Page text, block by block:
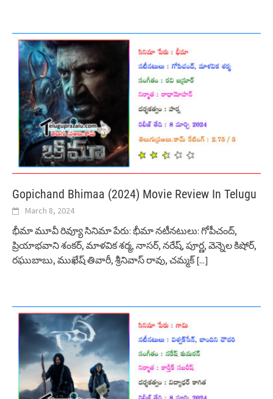
Gopichand Bhimaa (2024) Movie Review In Telugu
March 8, 2024
భీమా మూవీ రివ్యూ సినిమా పేరు: భీమా నటీనటులు: గోపీచంద్,
ప్రియాభవాని శంకర్, మాళవిక శర్మ, నాసర్, నరేష్, పూర్ణ, వెన్నెల కిషోర్,
రఘుబాబు, ముఖేష్ తివారీ, శ్రీనివాస్ రావు, చమ్మక్[...]